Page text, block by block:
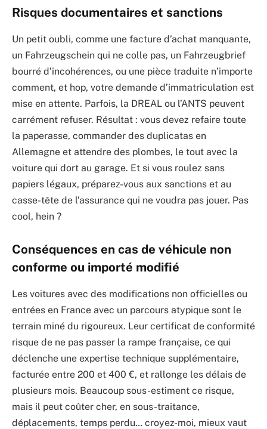
Risques documentaires et sanctions
Un petit oubli, comme une facture d’achat manquante,
un Fahrzeugschein qui ne colle pas, un Fahrzeugbrief
bourré d’incohérences, ou une pièce traduite n’importe
comment, et hop, votre demande d’immatriculation est
mise en attente. Parfois, la DREAL ou l’ANTS peuvent
carrément refuser. Résultat : vous devez refaire toute
la paperasse, commander des duplicatas en
Allemagne et attendre des plombes, le tout avec la
voiture qui dort au garage. Et si vous roulez sans
papiers légaux, préparez-vous aux sanctions et au
casse-tête de l’assurance qui ne voudra pas jouer. Pas
cool, hein ?
Conséquences en cas de véhicule non
conforme ou importé modifié
Les voitures avec des modifications non officielles ou
entrées en France avec un parcours atypique sont le
terrain miné du rigoureux. Leur certificat de conformité
risque de ne pas passer la rampe française, ce qui
déclenche une expertise technique supplémentaire,
facturée entre 200 et 400 €, et rallonge les délais de
plusieurs mois. Beaucoup sous-estiment ce risque,
mais il peut coûter cher, en sous-traitance,
déplacements, temps perdu… croyez-moi, mieux vaut